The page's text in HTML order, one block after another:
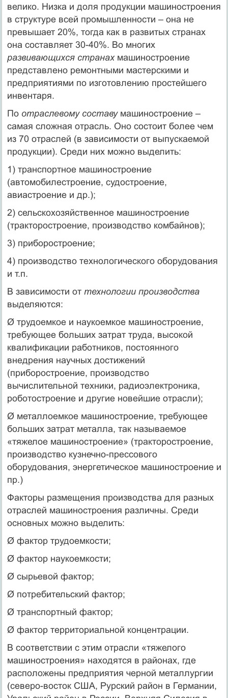
велико. Низка и доля продукции машиностроения
в структуре всей промышленности – она не
превышает 20%, тогда как в развитых странах
она составляет 30-40%. Во многих
развивающихся странахмашиностроение
представлено ремонтными мастерскими и
предприятиями по изготовлению простейшего
инвентаря.
По отраслевому составумашиностроение –
самая сложная отрасль. Оно состоит более чем
из 70 отраслей (в зависимости от выпускаемой
продукции). Среди них можно выделить:
1) транспортное машиностроение
(автомобилестроение, судостроение,
авиастроение и др.);
2) сельскохозяйственное машиностроение
(тракторостроение, производство комбайнов);
3) приборостроение;
4) производство технологического оборудования
и т.п.
В зависимости от технологии производства
выделяются:
Ø трудоемкое и наукоемкое машиностроение,
требующее больших затрат труда, высокой
квалификации работников, постоянного
внедрения научных достижений
(приборостроение, производство
вычислительной техники, радиоэлектроника,
роботостроение и другие новейшие отрасли);
Ø металлоемкое машиностроение, требующее
больших затрат металла, так называемое
«тяжелое машиностроение» (тракторостроение,
производство кузнечно-прессового
оборудования, энергетическое машиностроение и
пр.)
Факторы размещения производства для разных
отраслей машиностроения различны. Среди
основных можно выделить:
Ø фактор трудоемкости;
Ø фактор наукоемкости;
Ø сырьевой фактор;
Ø потребительский фактор;
Ø транспортный фактор;
Ø фактор территориальной концентрации.
В соответствии с этим отрасли «тяжелого
машиностроения» находятся в районах, где
расположены предприятия черной металлургии
(северо-восток США, Рурский район в Германии,